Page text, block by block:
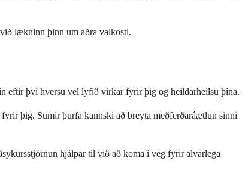
lækninn þinn um aðra valkosti.
eftir því hversu vel lyfið virkar fyrir þig og heildarheilsu þína.
þig. Sumir þurfa kannski að breyta meðferðaráætlun sinni
hjálpar til við að koma í veg fyrir alvarlega